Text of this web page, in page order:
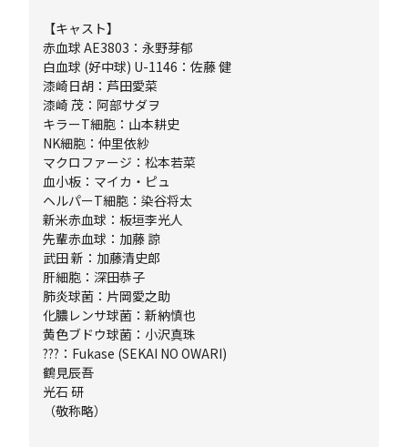
【キャスト】
赤血球 AE3803：永野芽郁
白血球 (好中球) U-1146：佐藤 健
漆崎日胡：芦田愛菜
漆崎 茂：阿部サダヲ
キラーT細胞：山本耕史
NK細胞：仲里依紗
マクロファージ：松本若菜
血小板：マイカ・ピュ
ヘルパーT細胞：染谷将太
新米赤血球：板垣李光人
先輩赤血球：加藤 諒
武田 新：加藤清史郎
肝細胞：深田恭子
肺炎球菌：片岡愛之助
化膿レンサ球菌：新納慎也
黄色ブドウ球菌：小沢真珠
???：Fukase (SEKAI NO OWARI)
鶴見辰吾
光石 研
（敬称略）